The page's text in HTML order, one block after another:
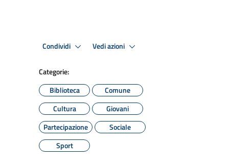
Condividi Vedi azioni
Categorie:
Biblioteca
Comune
Cultura
Giovani
Partecipazione
Sociale
Sport